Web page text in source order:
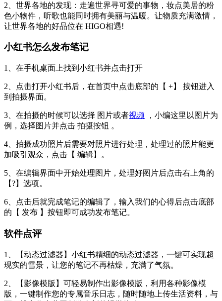
2、世界各地的发现：走遍世界寻可爱的事物，妆点美居的粉
色小物件，听歌也能同时拥有美丽与温暖。让物质充满激情，
让世界各地的好品位在 HIGO相遇!
小红书怎么发布笔记
1、在手机桌面上找到小红书并点击打开
2、点击打开小红书后，在首页中点击底部的【 +】 按钮进入
到拍摄界面。
3、在拍摄的时候可以选择 图片或者视频 ，小编这里以图片为
例，选择图片并点击 拍摄按钮 。
4、拍摄成功照片后需要对照片进行处理，处理过的照片能更
加吸引观众，点击【 编辑】。
5、在编辑界面中开始处理图片，处理好图片后点击右上角的
【?】选项。
6、点击后就完成笔记的编辑了，输入我们的心得后点击底部
的【 发布 】按钮即可成功发布笔记。
软件点评
1、【动态过滤器】小红书精细的动态过滤器，一键可实现超
现实的雪景，让您的笔记不再枯燥，充满了气氛。
2、【影像模版】可轻易制作出影像模版，利用各种影像模
版，一键制作您的专属音乐日志，随时随地上传生活资料，与